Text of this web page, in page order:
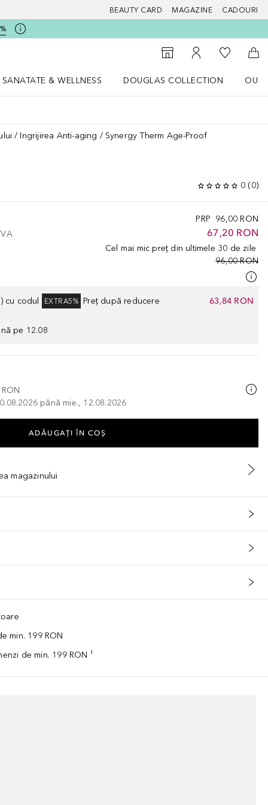
BEAUTY CARD MAGAZINE CADOURI
Către Găsire magazin
Către Contul meu
Către
SANATATE & WELLNESS
DOUGLAS COLLECTION
Ingrijirea Anti-aging Synergy Therm Age-Proof
0 (0)
PRP 96,00 RON
67,20 RON
Cel mai mic preț din ultimele 30 de zile
96,00 RON
cu codul EXTRA5% Preț după reducere 63,84 RON
pe 12.08
până mie., 12.08.2026
ADĂUGAȚI ÎN COŞ
magazinului
min. 199 RON
de min. 199 RON ¹